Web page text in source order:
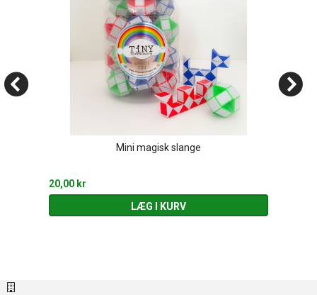
Mini magisk slange
20,00 kr
LÆG I KURV